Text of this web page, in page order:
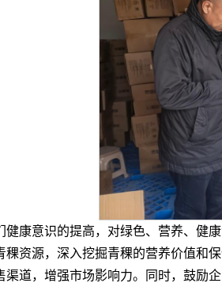
健康意识的提高，对绿色、营养、健
稞资源，深入挖掘青稞的营养价值和
渠道，增强市场影响力。同时，鼓励